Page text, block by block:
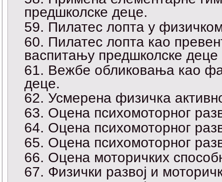
предшколске деце.
Пилатес лопта у
Пилатес лопта као
васпитању предшколске деце
Вежбе обликовања као
деце.
Усмерена физичка
Оцена психомоторног
Оцена психомоторног
Оцена психомоторног
Оцена моторичких
Физички развој и